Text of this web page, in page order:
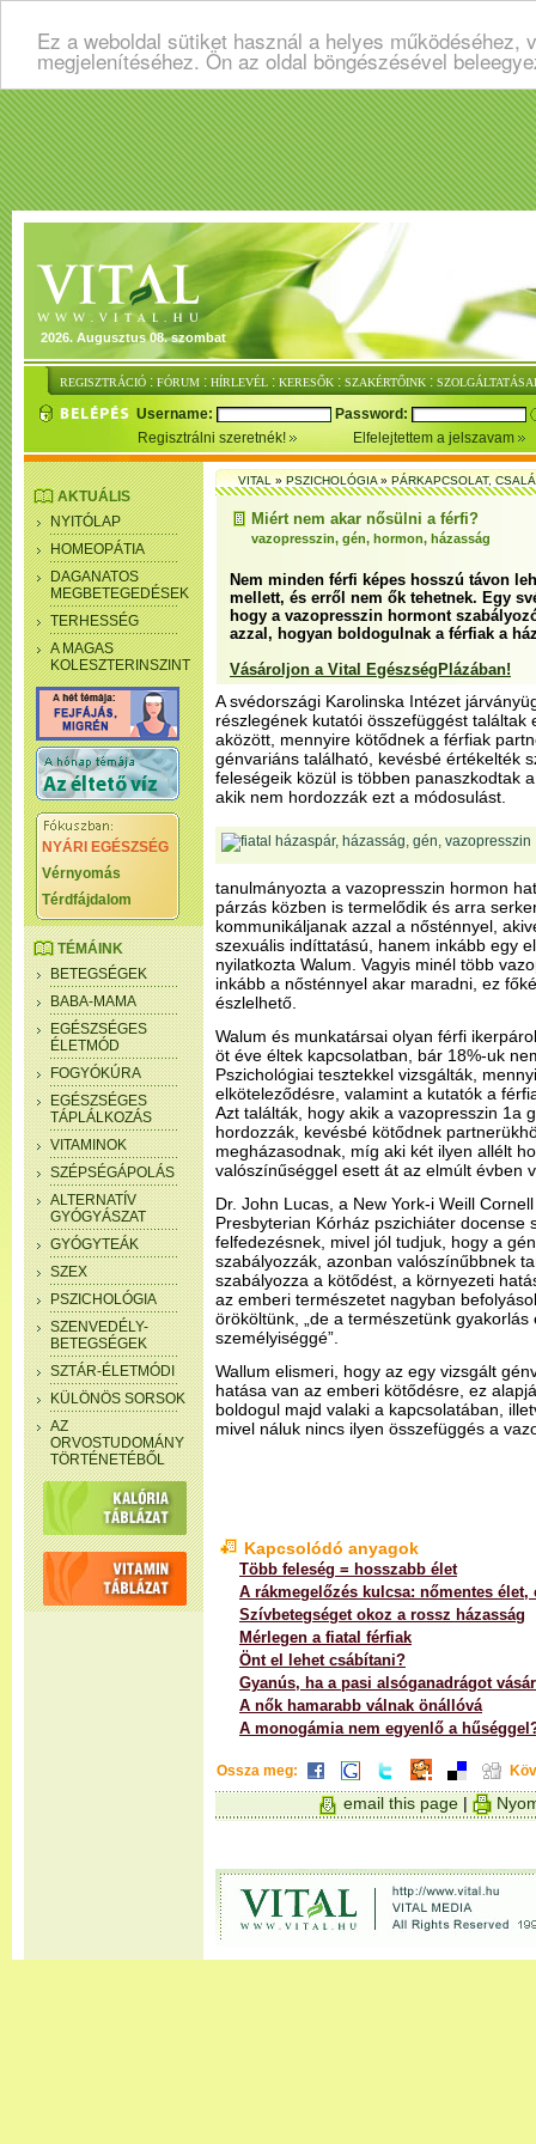
Ez a weboldal sütiket használ a helyes
megjelenítéséhez. Ön az oldal böngészésével
2026. Augusztus 08. szombat
REGISZTRÁCIÓ : FÓRUM : HÍRLEVÉL : KERESŐK : SZAKÉRTŐINK :
Username:
Password:
Regisztrálni szeretnék!
Elfelejtettem a jelszavam
AKTUÁLIS
NYITÓLAP
HOMEOPÁTIA
DAGANATOS
MEGBETEGEDÉSEK
TERHESSÉG
A MAGAS
KOLESZTERINSZINT
NYÁRI EGÉSZSÉG
Vérnyomás
Térdfájdalom
TÉMÁINK
BETEGSÉGEK
BABA-MAMA
EGÉSZSÉGES
ÉLETMÓD
FOGYÓKÚRA
EGÉSZSÉGES
TÁPLÁLKOZÁS
VITAMINOK
SZÉPSÉGÁPOLÁS
ALTERNATÍV
GYÓGYÁSZAT
GYÓGYTEÁK
SZEX
PSZICHOLÓGIA
SZENVEDÉLY-
BETEGSÉGEK
SZTÁR-ÉLETMÓDI
KÜLÖNÖS SORSOK
AZ
ORVOSTUDOMÁNY
TÖRTÉNETÉBŐL
VITAL»PSZICHOLÓGIA»PÁRKAPCSOLAT,
Miért nem akar nősülni a férfi?
vazopresszin, gén, hormon, házasság
Nem minden férfi képes hosszú távon
mellett, és erről nem ők tehetnek. Egy
hogy a vazopresszin hormont
azzal, hogyan boldogulnak a férfiak a
Vásároljon a Vital EgészségPlázában!
A svédországi Karolinska Intézet
részlegének kutatói összefüggést találtak
aközött, mennyire kötődnek a férfiak
génvariáns található, kevésbé értékelték
feleségeik közül is többen panaszkodtak
akik nem hordozzák ezt a módosulást.
tanulmányozta a vazopresszin hormon
párzás közben is termelődik és arra
kommunikáljanak azzal a nősténnyel,
szexuális indíttatású, hanem inkább egy
nyilatkozta Walum. Vagyis minél több
inkább a nősténnyel akar maradni, ez
észlelhető.
Walum és munkatársai olyan férfi
öt éve éltek kapcsolatban, bár 18%-uk
Pszichológiai tesztekkel vizsgálták,
elköteleződésre, valamint a kutatók a
Azt találták, hogy akik a vazopresszin 1a
hordozzák, kevésbé kötődnek
megházasodnak, míg aki két ilyen allélt
valószínűséggel esett át az elmúlt évben
Dr. John Lucas, a New York-i Weill
Presbyterian Kórház pszichiáter docense
felfedezésnek, mivel jól tudjuk, hogy a
szabályozzák, azonban valószínűbbnek
szabályozza a kötődést, a környezeti
az emberi természetet nagyban
örököltünk, „de a természetünk
személyiséggé”.
Wallum elismeri, hogy az egy vizsgált
hatása van az emberi kötődésre, ez
boldogul majd valaki a kapcsolatában,
mivel náluk nincs ilyen összefüggés a
Kapcsolódó anyagok
Több feleség = hosszabb élet
A rákmegelőzés kulcsa: nőmentes élet,
Szívbetegséget okoz a rossz házasság
Mérlegen a fiatal férfiak
Önt el lehet csábítani?
Gyanús, ha a pasi alsóganadrágot
A nők hamarabb válnak önállóvá
A monogámia nem egyenlő a
Ossza meg:
email this page |